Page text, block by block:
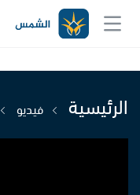
الرئيسية فيديو